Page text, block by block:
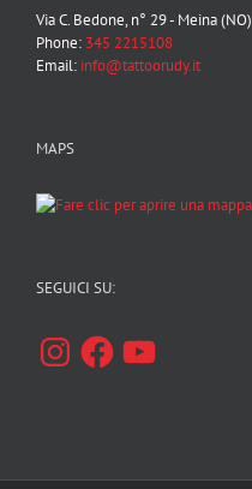
Via C. Bedone, n° 29 - Meina (NO)
Phone: 345 2215108
Email: info@tattoorudy.it
MAPS
SEGUICI SU:
InstagramFacebookYouTube